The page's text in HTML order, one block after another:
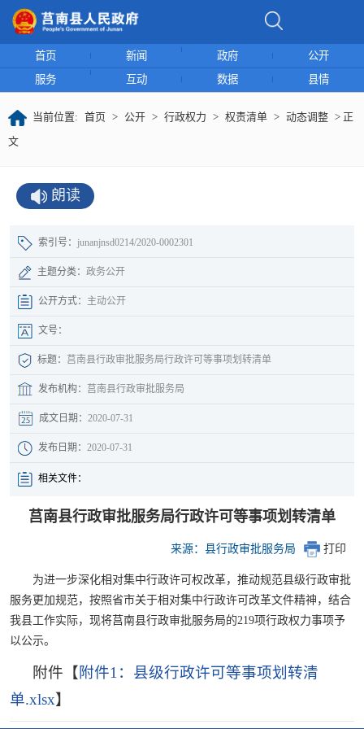
首页 新闻 政府
公开
服务
互动 数据 县情
当前位置: 首页 > 公开 > 行政权力 > 权责清单 > 动态调整 > 正
文
朗读
索引号： junanjnsd0214/2020-0002301
主题分类： 政务公开
公开方式： 主动公开
文号：
标题： 莒南县行政审批服务局行政许可等事项划转清单
发布机构： 莒南县行政审批服务局
成文日期： 2020-07-31
发布日期： 2020-07-31
相关文件：
莒南县行政审批服务局行政许可等事项划转清单
来源：县行政审批服务局 打印
为进一步深化相对集中行政许可权改革，推动规范县级行政审批
服务更加规范，按照省市关于相对集中行政许可改革文件精神，结合
我县工作实际，现将莒南县行政审批服务局的219项行政权力事项予
以公示。
附件【附件1：县级行政许可等事项划转清
单.xlsx】